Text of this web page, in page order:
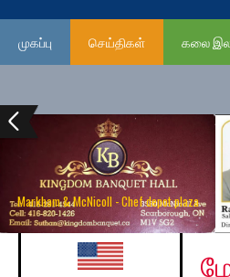
முகப்பு செய்திகள் கலை
Markham & McNicoll - Chef depot plaza
UK (London)